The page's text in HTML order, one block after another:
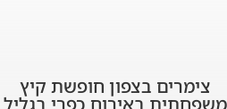
צימרים בצפון חופשת קיץ